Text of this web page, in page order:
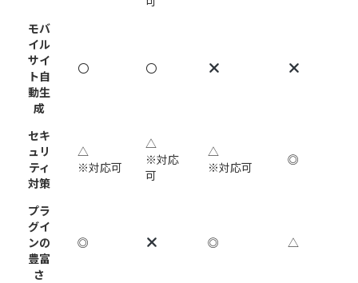
モバ
イル
サイ
ト自
動生
成
〇 〇
セキ
ュリ
ティ
対策
△
※対応可
△
※対応
可
△
※対応可
◎
プラ
グイ
ンの
豊富
さ
◎ ◎ △